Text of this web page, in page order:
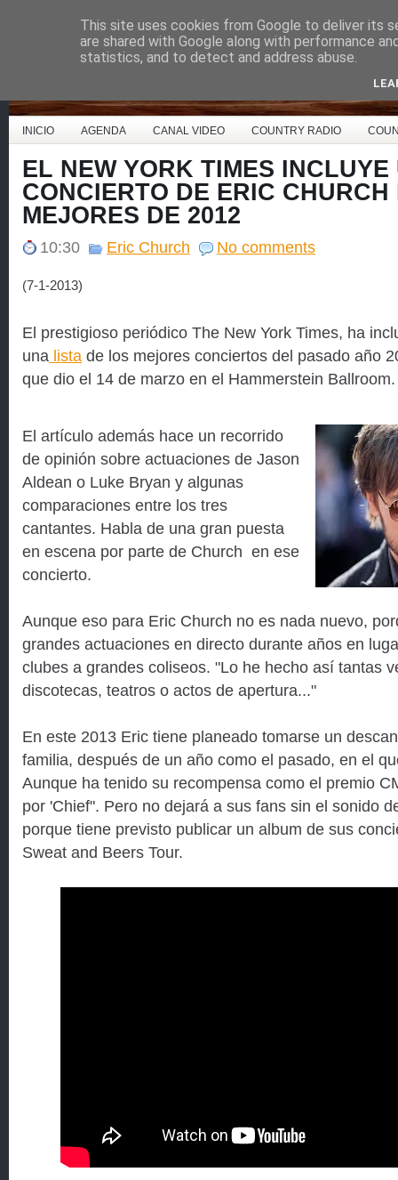
Country Music España
INICIO AGENDA CANAL VIDEO COUNTRY RADIO
EL NEW YORK TIMES INCLUYE
CONCIERTO DE ERIC CHURCH
MEJORES DE 2012
10:30 Eric Church No comments
(7-1-2013)
El prestigioso periódico The New York Times, ha
una lista de los mejores conciertos del pasado año
que dio el 14 de marzo en el Hammerstein Ballroom.
El artículo además hace un recorrido
de opinión sobre actuaciones de Jason
Aldean o Luke Bryan y algunas
comparaciones entre los tres
cantantes. Habla de una gran puesta
en escena por parte de Church en ese
concierto.
Aunque eso para Eric Church no es nada nuevo,
grandes actuaciones en directo durante años en
clubes a grandes coliseos. "Lo he hecho así tantas
discotecas, teatros o actos de apertura..."
En este 2013 Eric tiene planeado tomarse un
familia, después de un año como el pasado, en el
Aunque ha tenido su recompensa como el premio
por 'Chief". Pero no dejará a sus fans sin el sonido
porque tiene previsto publicar un album de sus
Sweat and Beers Tour.
This site uses cookies from Google to deliver its
are shared with Google along with performance
statistics, and to detect and address abuse.